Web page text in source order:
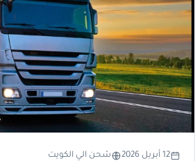
12 أبريل 2026 شحن الي الكويت